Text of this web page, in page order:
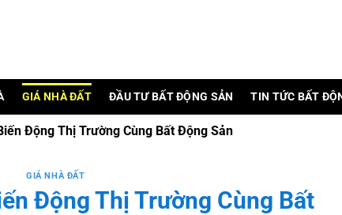
GIÁ NHÀ ĐẤT ĐẦU TƯ BẤT ĐỘNG SẢN TIN TỨC BẤT
Động Thị Trường Cùng Bất Động Sản
GIÁ NHÀ ĐẤT
Động Thị Trường Cùng Bất